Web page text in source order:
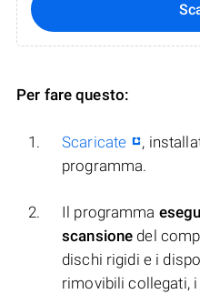
Per fare questo:
Scaricate
,
programma.
Il programma
scansione del
dischi rigidi e i
rimovibili collegati,